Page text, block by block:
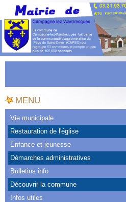
Accueil
Actualités
Facebook
CAPSO
Urbanisme
Transports
MENU
Vie municipale
Restauration de l'église
Enfance et jeunesse
Démarches administratives
Bulletins info
Découvrir la commune
Infos utiles